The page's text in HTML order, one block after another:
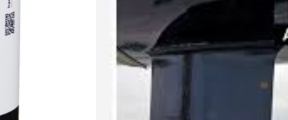
HYDROTON AF IKAN 04
kuni 40 sõlme.
Lisa soovinimekirja